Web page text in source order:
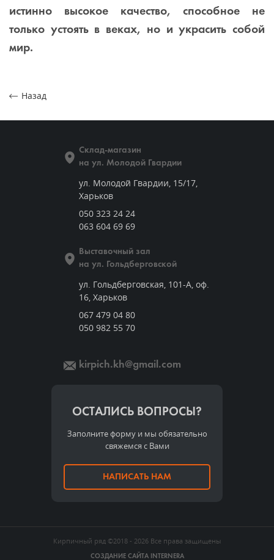
истинно высокое качество, способное не
только устоять в веках, но и украсить собой
мир.
Назад
Склад-магазин
на ул. Молодой Гвардии
ул. Молодой Гвардии, 15/17,
Харьков
050 323 24 24
063 604 69 69
Выставочный зал
на ул. Гольдберговской
ул. Гольдберговская, 101-А, оф.
16, Харьков
067 479 04 80
050 982 55 70
kirpich.kh@gmail.com
ОСТАЛИСЬ ВОПРОСЫ?
Заполните форму и мы обязательно
свяжемся с Вами
НАПИСАТЬ НАМ
Кирпичный ряд ©2018 - 2026 Все права защищены
СОЗДАНИЕ САЙТА INTERNERA